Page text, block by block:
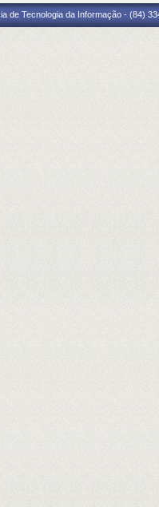
de Tecnologia da Informação - (84)